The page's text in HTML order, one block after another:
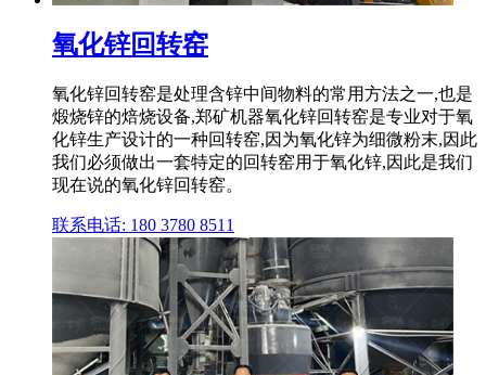
氧化锌回转窑
氧化锌回转窑是处理含锌中间物料的常用方法之一,也是
煅烧锌的焙烧设备,郑矿机器氧化锌回转窑是专业对于氧
化锌生产设计的一种回转窑,因为氧化锌为细微粉末,因此
我们必须做出一套特定的回转窑用于氧化锌,因此是我们
现在说的氧化锌回转窑。
联系电话: 180 3780 8511